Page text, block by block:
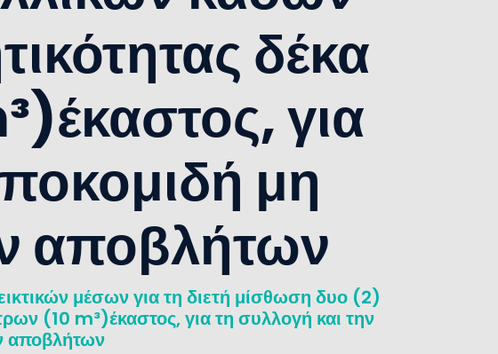
δέκα
για
μη
αποβλήτων
μέσων για τη διετή μίσθωση δυο (2)
(10 m³)έκαστος, για τη συλλογή και την
αποβλήτων